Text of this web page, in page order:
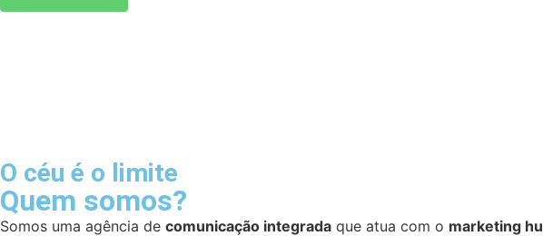
O céu é o limite
Quem somos?
Somos uma agência de comunicação integrada que atua com o marketing